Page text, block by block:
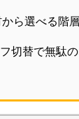
ら選べる階
切替で無駄